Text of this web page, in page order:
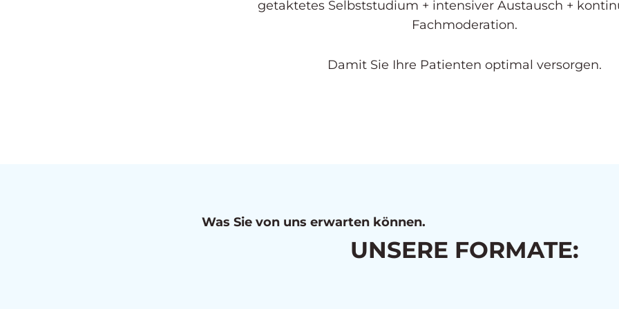
getaktetes Selbststudium + intensiver Austausch +
Fachmoderation.
Damit Sie Ihre Patienten optimal versorgen.
Was Sie von uns erwarten können.
UNSERE FORMATE: